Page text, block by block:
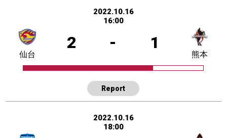
2022.10.16
16:00
2 - 1
仙台 熊本
Report
2022.10.16
18:00